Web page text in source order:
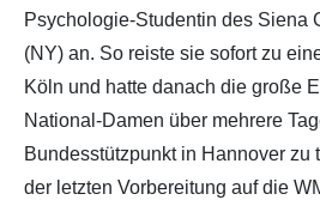
Psychologie-Studentin des Siena
(NY) an. So reiste sie sofort zu
Köln und hatte danach die große
National-Damen über mehrere
Bundesstützpunkt in Hannover zu
der letzten Vorbereitung auf die